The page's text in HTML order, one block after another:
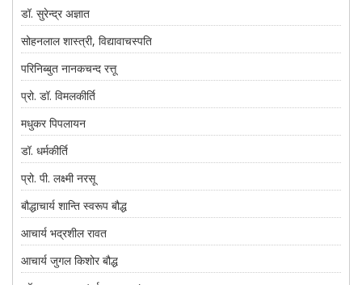
डॉ. सुरेन्द्र अज्ञात
सोहनलाल शास्त्री, विद्यावाचस्पति
परिनिब्बुत नानकचन्द रत्तू
प्रो. डॉ. विमलकीर्ति
मधुकर पिपलायन
डॉ. धर्मकीर्ति
प्रो. पी. लक्ष्मी नरसू
बौद्धाचार्य शान्ति स्वरूप बौद्ध
आचार्य भद्रशील रावत
आचार्य जुगल किशोर बौद्ध